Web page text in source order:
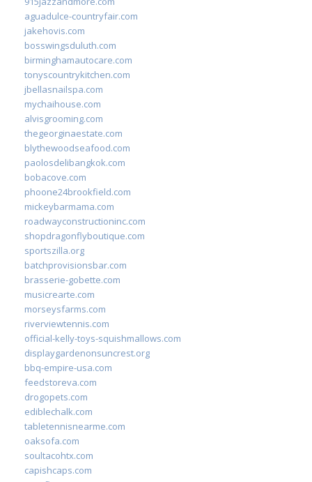
aguadulce-countryfair.com
jakehovis.com
bosswingsduluth.com
birminghamautocare.com
tonyscountrykitchen.com
jbellasnailspa.com
mychaihouse.com
alvisgrooming.com
thegeorginaestate.com
blythewoodseafood.com
paolosdelibangkok.com
bobacove.com
phoone24brookfield.com
mickeybarmama.com
roadwayconstructioninc.com
shopdragonflyboutique.com
sportszilla.org
batchprovisionsbar.com
brasserie-gobette.com
musicrearte.com
morseysfarms.com
riverviewtennis.com
official-kelly-toys-squishmallows.com
displaygardenonsuncrest.org
bbq-empire-usa.com
feedstoreva.com
drogopets.com
ediblechalk.com
tabletennisnearme.com
oaksofa.com
soultacohtx.com
capishcaps.com